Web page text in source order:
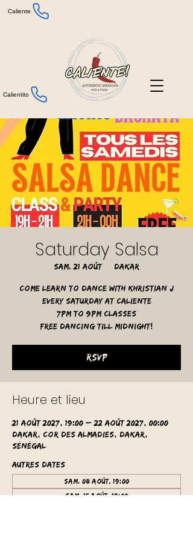
Caliente
Calientito
Saturday Salsa
sam. 21 août
  |
Dakar
Come learn to dance with Khristian J
Every Saturday at Caliente
7pm to 9pm classes
free dancing till midnight!
RSVP
Heure et lieu
21 août 2027, 19:00 – 22 août 2027, 00:00
Dakar, Cor des Almadies, Dakar,
Sénégal
Autres dates
sam. 08 août, 19:00
sam. 15 août, 19:00